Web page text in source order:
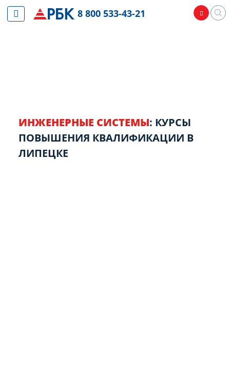
ИНЖЕНЕРНЫЕ СИСТЕМЫ: КУРСЫ
ПОВЫШЕНИЯ КВАЛИФИКАЦИИ В
ЛИПЕЦКЕ
8 800 533-43-21